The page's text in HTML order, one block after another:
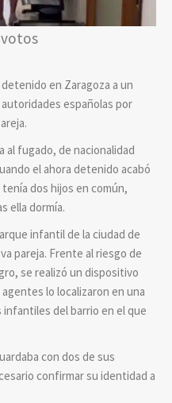
en Zaragoza a un
españolas por
al fugado, de nacionalidad
el ahora detenido acabó
dos hijos en común,
ella dormía.
infantil de la ciudad de
pareja. Frente al riesgo de
se realizó un dispositivo
lo localizaron en una
infantiles del barrio en el que
con dos de sus
confirmar su identidad a